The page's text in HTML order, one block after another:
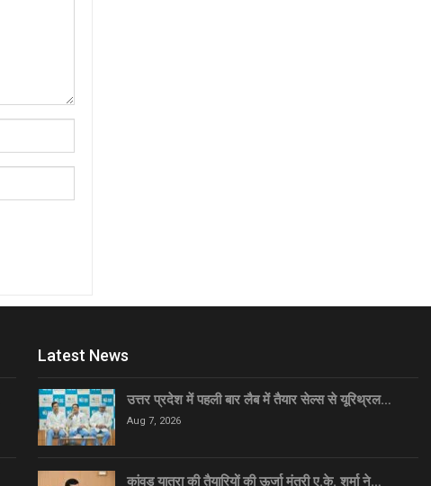
Latest News
उत्तर प्रदेश में पहली बार लैब में तैयार सेल्स से यूरिथ्रल…
Aug 7, 2026
कांवड़ यात्रा की तैयारियों की ऊर्जा मंत्री ए.के. शर्मा ने…